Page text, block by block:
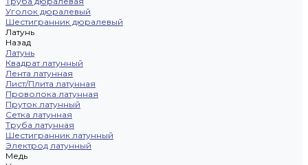
Уголок дюралевый
Шестигранник дюралевый
Латунь
Назад
Латунь
Квадрат латунный
Лента латунная
Лист/Плита латунная
Проволока латунная
Пруток латунный
Сетка латунная
Труба латунная
Шестигранник латунный
Электрод латунный
Медь